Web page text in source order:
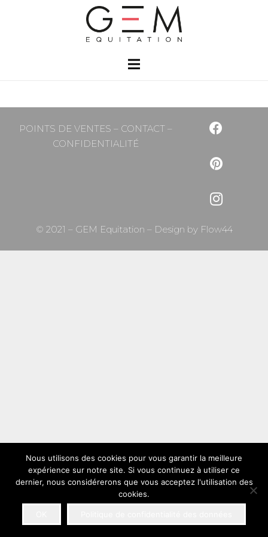
POINTS DE VENTES – CONTACT–
CONFIDENTIALITÉ
© 2021 – GEM Equitation – Design byFlow44
Nous utilisons des cookies pour vous garantir la meilleure
expérience sur notre site. Si vous continuez à utiliser ce
dernier, nous considérerons que vous acceptez l'utilisation des
cookies.